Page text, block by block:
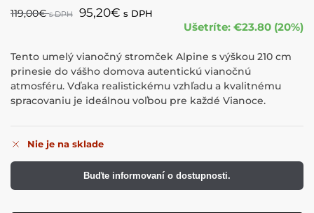
119,00€ s DPH 95,20€ s DPH
Ušetríte: €23.80 (20%)
Tento umelý vianočný stromček Alpine s výškou 210 cm
prinesie do vášho domova autentickú vianočnú
atmosféru. Vďaka realistickému vzhľadu a kvalitnému
spracovaniu je ideálnou voľbou pre každé Vianoce.
Nie je na sklade
Buďte informovaní o dostupnosti.